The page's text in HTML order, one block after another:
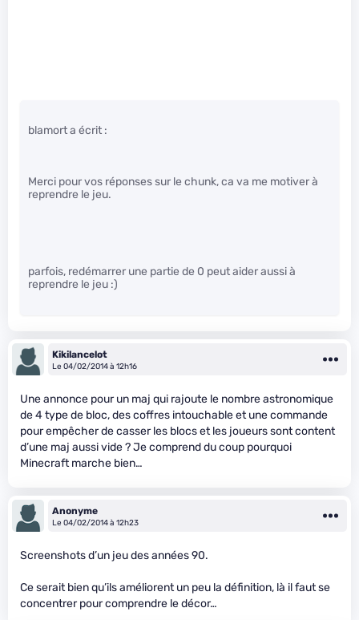
blamort a écrit :
Merci pour vos réponses sur le chunk, ca va me motiver à
reprendre le jeu.
parfois, redémarrer une partie de 0 peut aider aussi à
reprendre le jeu :)
Kikilancelot
Le 04/02/2014 à 12h16
Une annonce pour un maj qui rajoute le nombre astronomique
de 4 type de bloc, des coffres intouchable et une commande
pour empêcher de casser les blocs et les joueurs sont content
d’une maj aussi vide ? Je comprend du coup pourquoi
Minecraft marche bien…
Anonyme
Le 04/02/2014 à 12h23
Screenshots d’un jeu des années 90.
Ce serait bien qu’ils améliorent un peu la définition, là il faut se
concentrer pour comprendre le décor…